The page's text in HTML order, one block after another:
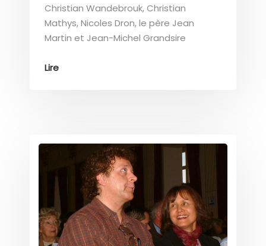
Christian Wandebrouk, Christian
Mathys, Nicoles Dron, le père Jean
Martin et Jean-Michel Grandsire
Lire